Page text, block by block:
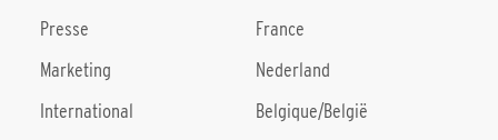
Presse
Marketing
International
France
Nederland
Belgique/België